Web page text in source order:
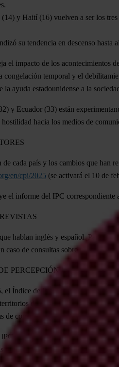
(14) y Haití (16) vuelven a ser los
su tendencia en descenso hasta
el impacto de los acontecimientos
congelación temporal y el
la ayuda estadounidense a la
y Ecuador (33) están
hacia los medios de
de cada país y los cambios que han
en/cpi/2025 (se activará el 10 de
el informe del IPC correspondiente
hablan inglés y español. Para
caso de consultas sobre países
PERCEPCIÓN DE LA
el Índice de Percepción de la
de todo el mundo en
de consultoría y evaluación de
se revisa periódicamente para
puntuaciones del IPC desde 2012
Corrupción